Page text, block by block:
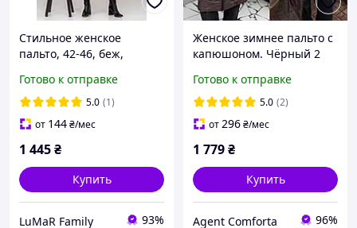
Стильное женское
пальто, 42-46, беж,
рыжий(терракот),
черный, кашемир на
подкладке.
Готово к отправке
5.0 (1)
от 144₴/мес
1 445₴
Купить
LuMaR Family 93%
Женское зимнее пальто с
капюшоном. Чёрный 2
коричневый. 38-40; 42-44;
46-48; 50-52.
Готово к отправке
5.0 (2)
от296₴/мес
1 779₴
Купить
Agent Comforta 96%